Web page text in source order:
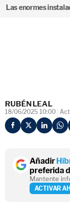
Las enormes
RUBÉN LEAL
18/06/2025 10:00
Añadir
preferida
Mantente
ACTIVAR